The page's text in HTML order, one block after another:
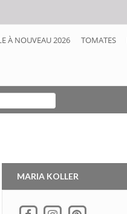
À NOUVEAU 2026 TOMATES
MARIA KOLLER